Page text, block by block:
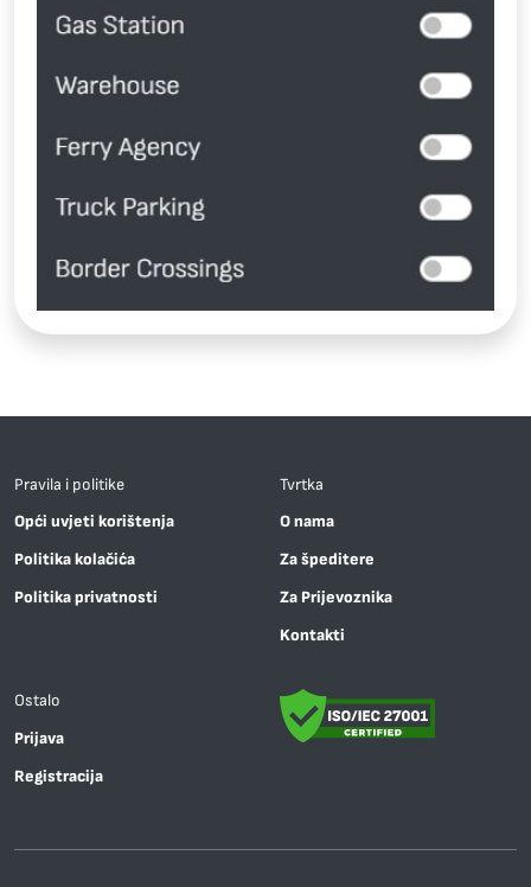
Pravila i politike
Opći uvjeti korištenja
Politika kolačića
Politika privatnosti
Tvrtka
O nama
Za špeditere
Za Prijevoznika
Kontakti
Ostalo
Prijava
Registracija